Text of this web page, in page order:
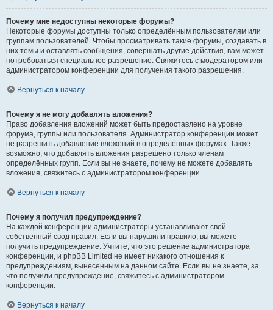
Почему мне недоступны некоторые форумы?
Некоторые форумы доступны только определённым пользователям или
группам пользователей. Чтобы просматривать такие форумы, создавать в
них темы и оставлять сообщения, совершать другие действия, вам может
потребоваться специальное разрешение. Свяжитесь с модератором или
администратором конференции для получения такого разрешения.
Вернуться к началу
Почему я не могу добавлять вложения?
Право добавления вложений может быть предоставлено на уровне
форума, группы или пользователя. Администратор конференции может
не разрешить добавление вложений в определённых форумах. Также
возможно, что добавлять вложения разрешено только членам
определённых групп. Если вы не знаете, почему не можете добавлять
вложения, свяжитесь с администратором конференции.
Вернуться к началу
Почему я получил предупреждение?
На каждой конференции администраторы устанавливают свой
собственный свод правил. Если вы нарушили правило, вы можете
получить предупреждение. Учтите, что это решение администратора
конференции, и phpBB Limited не имеет никакого отношения к
предупреждениям, вынесенным на данном сайте. Если вы не знаете, за
что получили предупреждение, свяжитесь с администратором
конференции.
Вернуться к началу